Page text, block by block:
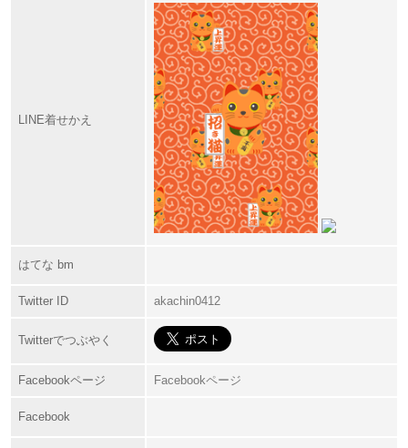
LINE着せかえ
はてな bm
Twitter ID akachin0412
Twitterでつぶやく
Facebookページ Facebookページ
Facebook